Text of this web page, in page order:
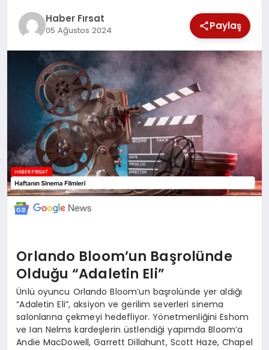
SAĞLIK
EKONOMİ
MAGAZİN
EĞİTİM
DÜNYA
Haber Fırsat
05 Ağustos 2024 Paylaş
Orlando Bloom’un Başrolünde
Olduğu “Adaletin Eli”
Ünlü oyuncu Orlando Bloom’un başrolünde yer aldığı
“Adaletin Eli”, aksiyon ve gerilim severleri sinema
salonlarına çekmeyi hedefliyor. Yönetmenliğini Eshom
ve Ian Nelms kardeşlerin üstlendiği yapımda Bloom’a
Andie MacDowell, Garrett Dillahunt, Scott Haze, Chapel